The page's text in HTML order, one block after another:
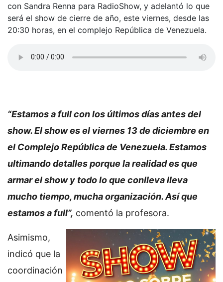
con Sandra Renna para RadioShow, y adelantó lo que
será el show de cierre de año, este viernes, desde las
20:30 horas, en el complejo República de Venezuela.
“Estamos a full con los últimos días antes del
show. El show es el viernes 13 de diciembre en
el Complejo República de Venezuela. Estamos
ultimando detalles porque la realidad es que
armar el show y todo lo que conlleva lleva
mucho tiempo, mucha organización. Así que
estamos a full”, comentó la profesora.
Asimismo,
indicó que la
coordinación